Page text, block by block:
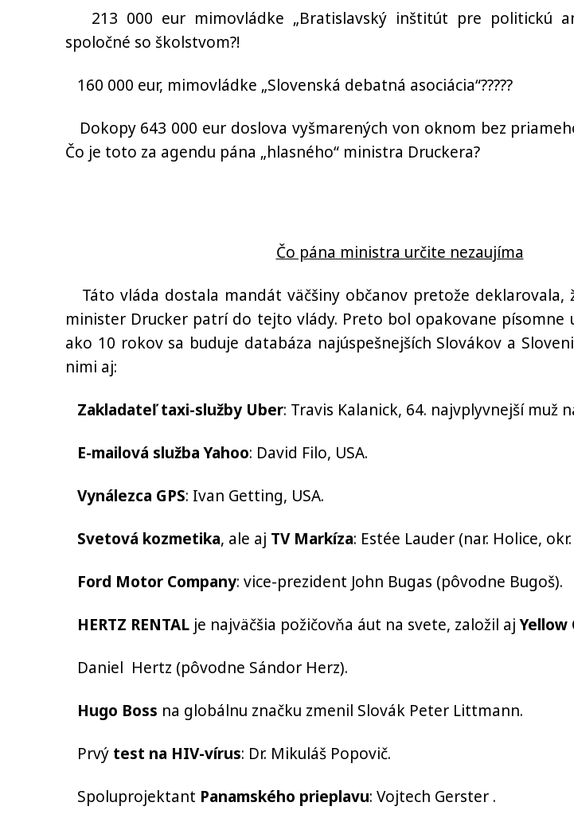
213 000 eur mimovládke „Bratislavský inštitút pre politickú
spoločné so školstvom?!
160 000 eur, mimovládke „Slovenská debatná asociácia“?????
Dokopy 643 000 eur doslova vyšmarených von oknom bez
Čo je toto za agendu pána „hlasného“ ministra Druckera?
Čo pána ministra určite nezaujíma
Táto vláda dostala mandát väčšiny občanov pretože deklarovala,
minister Drucker patrí do tejto vlády. Preto bol opakovane písomne
ako 10 rokov sa buduje databáza najúspešnejších Slovákov a
nimi aj:
Zakladateľ taxi-služby Uber: Travis Kalanick, 64. najvplyvnejší muž
E-mailová službaYahoo: David Filo, USA.
Vynálezca GPS: Ivan Getting, USA.
Svetová kozmetika, ale aj TV Markíza: Estée Lauder (nar. Holice,
Ford Motor Company: vice-prezident John Bugas (pôvodne Bugoš).
HERTZ RENTAL je najväčšia požičovňa áut na svete, založil ajYellow
Daniel Hertz (pôvodne Sándor Herz).
Hugo Boss na globálnu značku zmenil Slovák Peter Littmann.
Prvý test na HIV-vírus: Dr. Mikuláš Popovič.
Spoluprojektant Panamského prieplavu: Vojtech Gerster .